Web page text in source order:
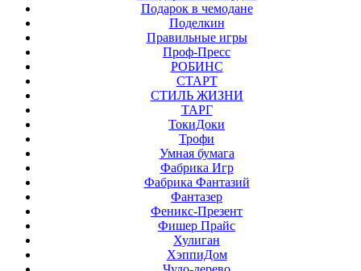
Подарок в чемодане
Поделкин
Правильные игры
Проф-Пресс
РОБИНС
СТАРТ
СТИЛЬ ЖИЗНИ
ТАРГ
ТокиДоки
Трофи
Умная бумага
Фабрика Игр
Фабрика Фантазий
Фантазер
Феникс-Презент
Фишер Прайс
Хулиган
ХэппиДом